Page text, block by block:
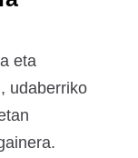
eta
udaberriko